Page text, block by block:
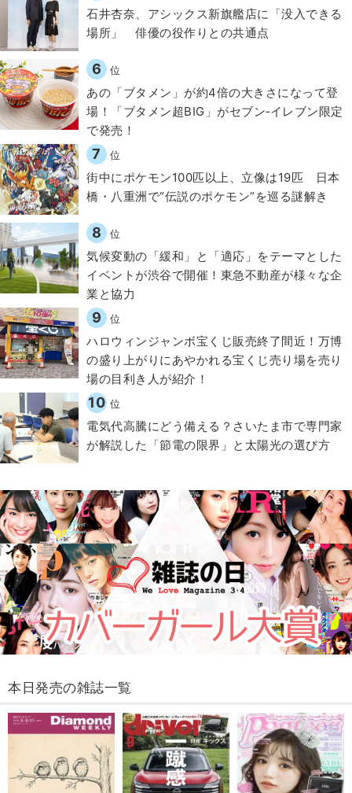
石井杏奈、アシックス新旗艦店に「没入できる
場所」 俳優の役作りとの共通点
6 位
あの「ブタメン」が約4倍の大きさになって登
場！「ブタメン超BIG」がセブン‐イレブン限定
で発売！
7 位
街中にポケモン100匹以上、立像は19匹 日本
橋・八重洲で“伝説のポケモン”を巡る謎解き
8 位
気候変動の「緩和」と「適応」をテーマとした
イベントが渋谷で開催！東急不動産が様々な企
業と協力
9 位
ハロウィンジャンボ宝くじ販売終了間近！万博
の盛り上がりにあやかれる宝くじ売り場を売り
場の目利き人が紹介！
10 位
電気代高騰にどう備える？さいたま市で専門家
が解説した「節電の限界」と太陽光の選び方
本日発売の雑誌一覧